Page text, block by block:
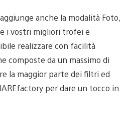
anche la modalità Foto,
i vostri migliori trofei e
realizzare con facilità
composte da un massimo di
la maggior parte dei filtri ed
per dare un tocco in